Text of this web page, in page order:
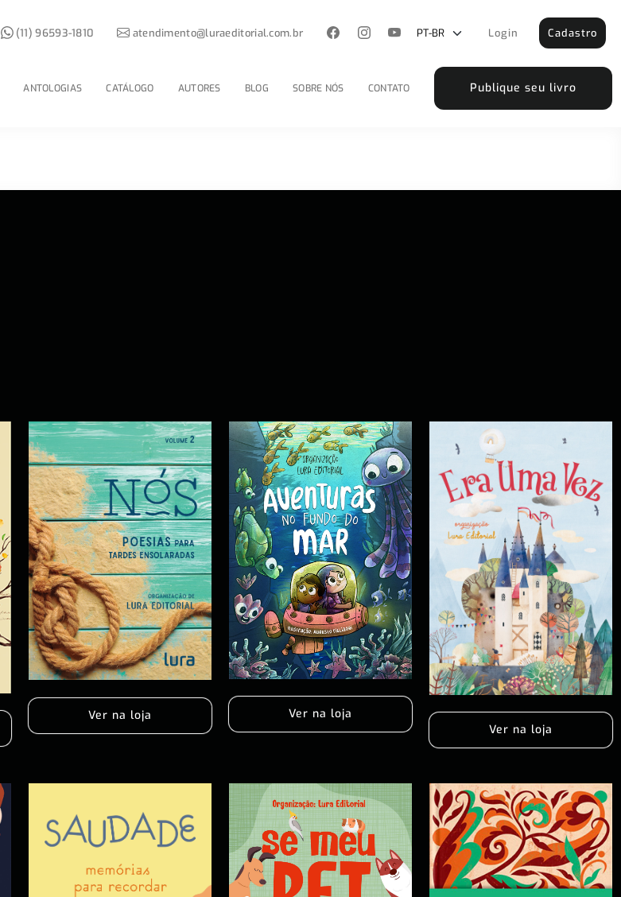
ANTOLOGIAS CATÁLOGO AUTORES BLOG SOBRE NÓS CONTATO Publique seu livro
(11) 96593-1810 atendimento@luraeditorial.com.br Login Cadastro
Ver na loja
Ver na loja
Ver na loja